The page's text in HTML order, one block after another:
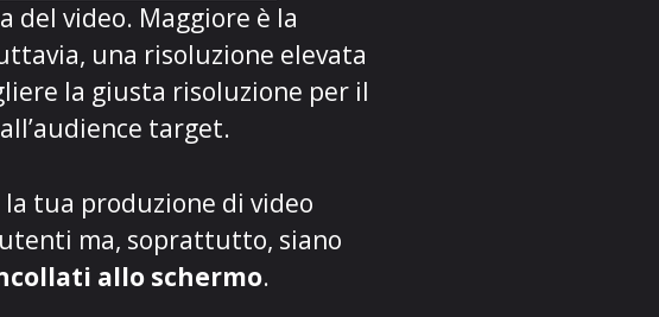
del video. Maggiore è la
una risoluzione elevata
la giusta risoluzione per il
target.
tua produzione di video
ma, soprattutto, siano
allo schermo.